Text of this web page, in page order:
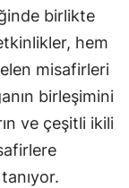
birlikte
hem
misafirleri
birleşimini
ve çeşitli ikili